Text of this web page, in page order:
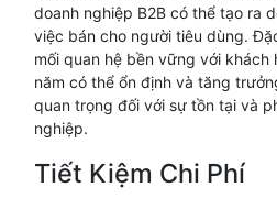
doanh nghiệp B2B có thể tạo ra
việc bán cho người tiêu dùng.
mối quan hệ bền vững với khách
năm có thể ổn định và tăng
quan trọng đối với sự tồn tại và
nghiệp.
Tiết Kiệm Chi Phí